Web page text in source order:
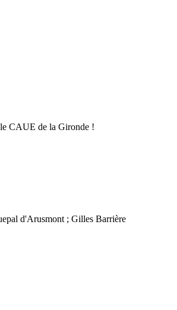
CAUE de la Gironde !
d'Arusmont ; Gilles Barrière